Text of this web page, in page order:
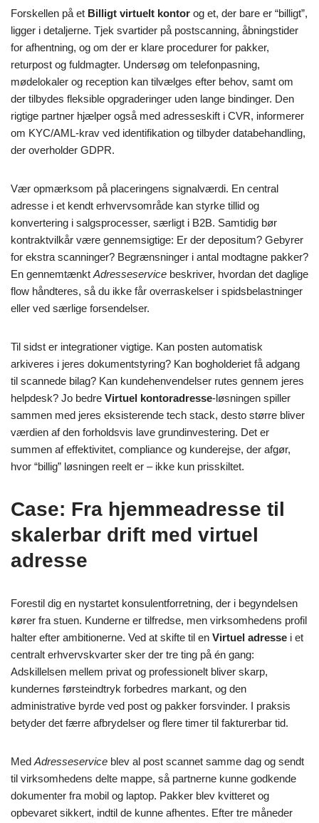
Forskellen på et Billigt virtuelt kontor og et, der bare er “billigt”,
ligger i detaljerne. Tjek svartider på postscanning, åbningstider
for afhentning, og om der er klare procedurer for pakker,
returpost og fuldmagter. Undersøg om telefonpasning,
mødelokaler og reception kan tilvælges efter behov, samt om
der tilbydes fleksible opgraderinger uden lange bindinger. Den
rigtige partner hjælper også med adresseskift i CVR, informerer
om KYC/AML-krav ved identifikation og tilbyder databehandling,
der overholder GDPR.
Vær opmærksom på placeringens signalværdi. En central
adresse i et kendt erhvervsområde kan styrke tillid og
konvertering i salgsprocesser, særligt i B2B. Samtidig bør
kontraktvilkår være gennemsigtige: Er der depositum? Gebyrer
for ekstra scanninger? Begrænsninger i antal modtagne pakker?
En gennemtænkt Adresseservice beskriver, hvordan det daglige
flow håndteres, så du ikke får overraskelser i spidsbelastninger
eller ved særlige forsendelser.
Til sidst er integrationer vigtige. Kan posten automatisk
arkiveres i jeres dokumentstyring? Kan bogholderiet få adgang
til scannede bilag? Kan kundehenvendelser rutes gennem jeres
helpdesk? Jo bedre Virtuel kontoradresse-løsningen spiller
sammen med jeres eksisterende tech stack, desto større bliver
værdien af den forholdsvis lave grundinvestering. Det er
summen af effektivitet, compliance og kunderejse, der afgør,
hvor “billig” løsningen reelt er – ikke kun prisskiltet.
Case: Fra hjemmeadresse til
skalerbar drift med virtuel
adresse
Forestil dig en nystartet konsulentforretning, der i begyndelsen
kører fra stuen. Kunderne er tilfredse, men virksomhedens profil
halter efter ambitionerne. Ved at skifte til en Virtuel adresse i et
centralt erhvervskvarter sker der tre ting på én gang:
Adskillelsen mellem privat og professionelt bliver skarp,
kundernes førsteindtryk forbedres markant, og den
administrative byrde ved post og pakker forsvinder. I praksis
betyder det færre afbrydelser og flere timer til fakturerbar tid.
Med Adresseservice blev al post scannet samme dag og sendt
til virksomhedens delte mappe, så partnerne kunne godkende
dokumenter fra mobil og laptop. Pakker blev kvitteret og
opbevaret sikkert, indtil de kunne afhentes. Efter tre måneder